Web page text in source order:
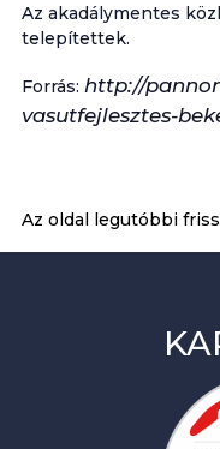
Az akadálymentes
telepítettek.
Forrás: http://
vasutfejlesztes-
Az oldal legutóbbi